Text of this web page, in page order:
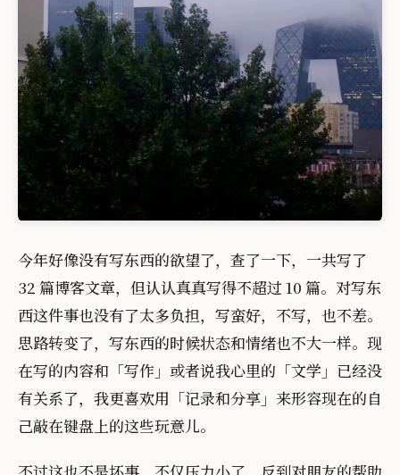
今年好像没有写东西的欲望了，查了一下，一共写了
32 篇博客文章，但认认真真写得不超过 10 篇。对写东
西这件事也没有了太多负担，写蛮好，不写，也不差。
思路转变了，写东西的时候状态和情绪也不大一样。现
在写的内容和「写作」或者说我心里的「文学」已经没
有关系了，我更喜欢用「记录和分享」来形容现在的自
己敲在键盘上的这些玩意儿。